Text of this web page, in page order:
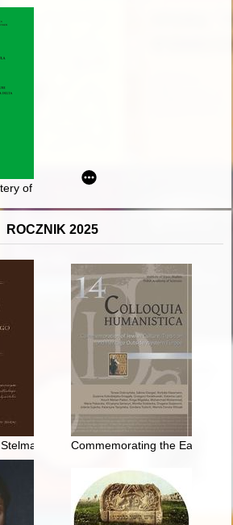
of the Wielbark Culture on the Eastern
ROCZNIK 2025
: (biografia naukowa,
Commemorating the Eastern